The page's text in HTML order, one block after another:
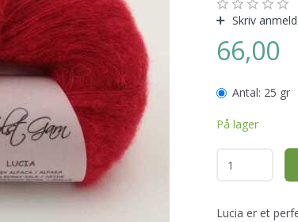
Skriv
66,00
Antal: 25 gr
På lager
Lucia er et